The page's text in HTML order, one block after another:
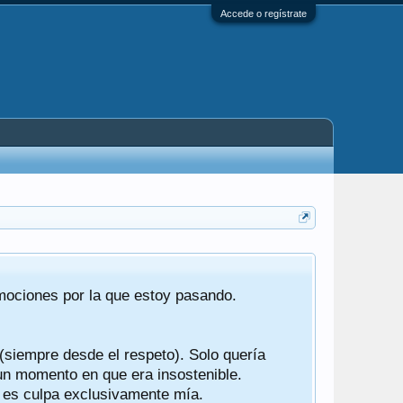
Accede o regístrate
por la que estoy pasando.
desde el respeto). Solo quería
momento en que era insostenible.
culpa exclusivamente mía.